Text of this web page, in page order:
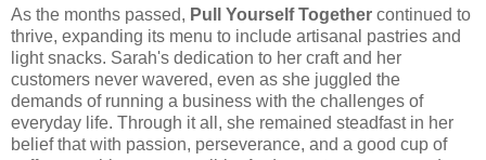
As the months passed, Pull Yourself Together continued to
thrive, expanding its menu to include artisanal pastries and
light snacks. Sarah's dedication to her craft and her
customers never wavered, even as she juggled the
demands of running a business with the challenges of
everyday life. Through it all, she remained steadfast in her
belief that with passion, perseverance, and a good cup of